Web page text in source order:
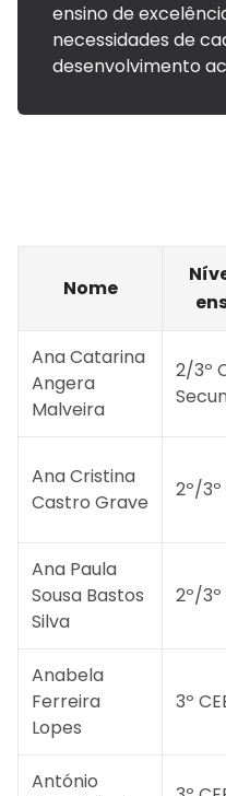
ensino de
necessidades de
desenvolvimento
Nome
Ana Catarina
Angera
Malveira
2/3º
Ana Cristina
Castro Grave
2º/3º
Ana Paula
Sousa Bastos
Silva
2º/3º
Anabela
Ferreira
Lopes
3º
António